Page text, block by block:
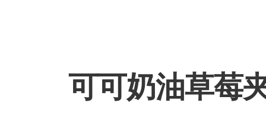
可可奶油草莓